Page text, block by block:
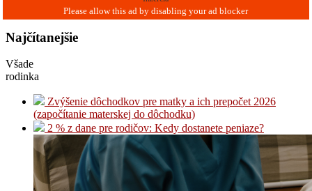
Najčítanejšie
Všade
rodinka
Zvýšenie dôchodkov pre matky a ich prepočet 2026
(započítanie materskej do dôchodku)
2 % z dane pre rodičov: Kedy dostanete peniaze?